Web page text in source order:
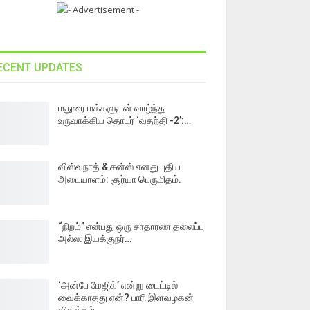
UPDATES
மதுரை மக்களுடன் வாழ்ந்து
உருவாக்கிய தொடர் ‘வதந்தி -2’:…
விஸ்வநாத் & சன்ஸ் எனது புதிய
அடையாளம்: சூர்யா பெருமிதம்.
“நிறம்” என்பது ஒரு சாதாரண தலைப்பு
அல்ல: இயக்குநர்…
‘அன்பே மேஜிக்’ என்று டைட்டில்
வைக்காதது ஏன்? பாரி இளவழகன்